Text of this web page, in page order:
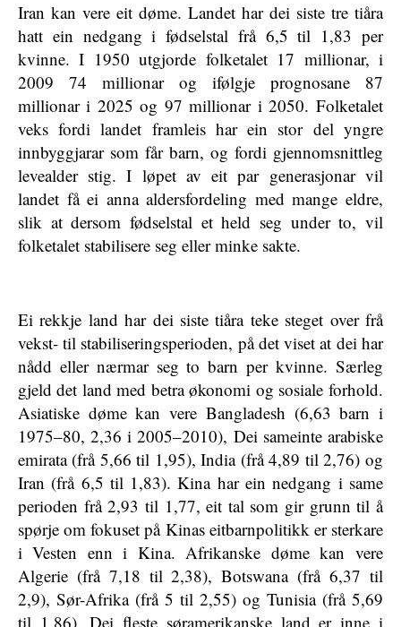
Iran kan vere eit døme. Landet har dei siste tre tiåra
hatt ein nedgang i fødselstal frå 6,5 til 1,83 per
kvinne. I 1950 utgjorde folketalet 17 millionar, i
2009 74 millionar og ifølgje prognosane 87
millionar i 2025 og 97 millionar i 2050. Folketalet
veks fordi landet framleis har ein stor del yngre
innbyggjarar som får barn, og fordi gjennomsnittleg
levealder stig. I løpet av eit par generasjonar vil
landet få ei anna aldersfordeling med mange eldre,
slik at dersom fødselstal et held seg under to, vil
folketalet stabilisere seg eller minke sakte.
Ei rekkje land har dei siste tiåra teke steget over frå
vekst- til stabiliseringsperioden, på det viset at dei har
nådd eller nærmar seg to barn per kvinne. Særleg
gjeld det land med betra økonomi og sosiale forhold.
Asiatiske døme kan vere Bangladesh (6,63 barn i
1975–80, 2,36 i 2005–2010), Dei sameinte arabiske
emirata (frå 5,66 til 1,95), India (frå 4,89 til 2,76) og
Iran (frå 6,5 til 1,83). Kina har ein nedgang i same
perioden frå 2,93 til 1,77, eit tal som gir grunn til å
spørje om fokuset på Kinas eitbarnpolitikk er sterkare
i Vesten enn i Kina. Afrikanske døme kan vere
Algerie (frå 7,18 til 2,38), Botswana (frå 6,37 til
2,9), Sør-Afrika (frå 5 til 2,55) og Tunisia (frå 5,69
til 1,86). Dei fleste søramerikanske land er inne i